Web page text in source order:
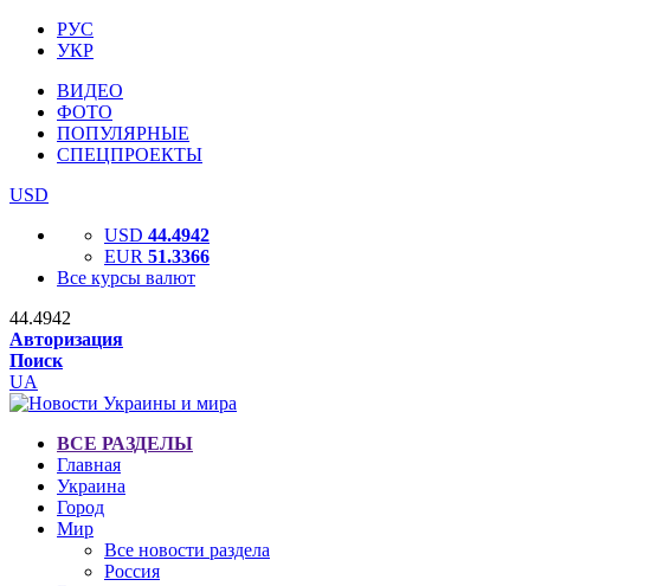
РУС
УКР
ВИДЕО
ФОТО
ПОПУЛЯРНЫЕ
СПЕЦПРОЕКТЫ
USD
USD 44.4942
EUR 51.3366
Все курсы валют
44.4942
Авторизация
Поиск
UA
ВСЕ РАЗДЕЛЫ
Главная
Украина
Город
Мир
Все новости раздела
Россия